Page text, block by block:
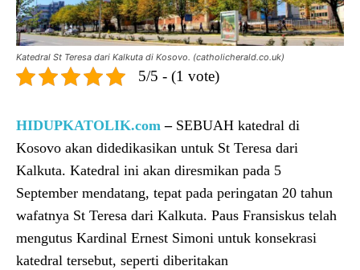
Katedral St Teresa dari Kalkuta di Kosovo. (catholicherald.co.uk)
5/5 - (1 vote)
HIDUPKATOLIK.com – SEBUAH katedral di
Kosovo akan didedikasikan untuk St Teresa dari
Kalkuta. Katedral ini akan diresmikan pada 5
September mendatang, tepat pada peringatan 20 tahun
wafatnya St Teresa dari Kalkuta. Paus Fransiskus telah
mengutus Kardinal Ernest Simoni untuk konsekrasi
katedral tersebut, seperti diberitakan